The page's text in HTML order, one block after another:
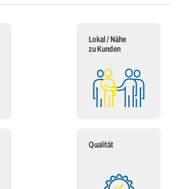
Lokal / Nähe
zu Kunden
Qualität